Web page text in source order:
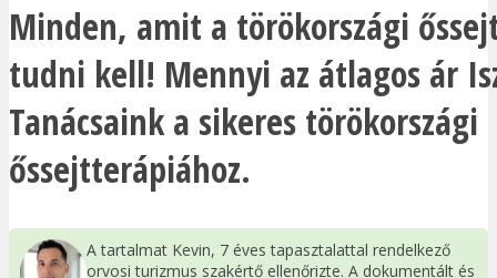
Minden, amit a törökországi
tudni kell! Mennyi az átlagos ár
Tanácsaink a sikeres törökországi
őssejtterápiához.
A tartalmat Kevin, 7 éves tapasztalattal rendelkező
orvosi turizmus szakértő ellenőrizte. A dokumentált és